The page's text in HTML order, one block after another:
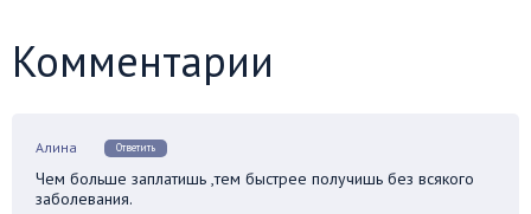
Комментарии
Алина Ответить
Чем больше заплатишь ,тем быстрее получишь без всякого
заболевания.